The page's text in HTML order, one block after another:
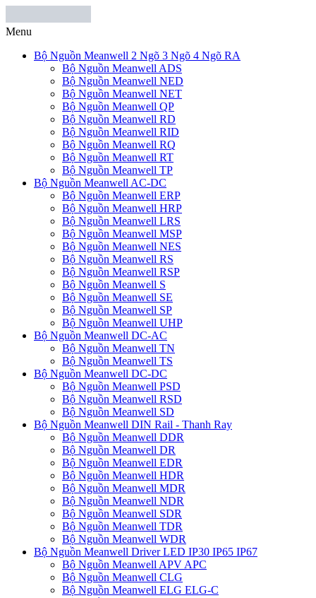
Menu
Bộ Nguồn Meanwell 2 Ngõ 3 Ngõ 4 Ngõ RA
Bộ Nguồn Meanwell ADS
Bộ Nguồn Meanwell NED
Bộ Nguồn Meanwell NET
Bộ Nguồn Meanwell QP
Bộ Nguồn Meanwell RD
Bộ Nguồn Meanwell RID
Bộ Nguồn Meanwell RQ
Bộ Nguồn Meanwell RT
Bộ Nguồn Meanwell TP
Bộ Nguồn Meanwell AC-DC
Bộ Nguồn Meanwell ERP
Bộ Nguồn Meanwell HRP
Bộ Nguồn Meanwell LRS
Bộ Nguồn Meanwell MSP
Bộ Nguồn Meanwell NES
Bộ Nguồn Meanwell RS
Bộ Nguồn Meanwell RSP
Bộ Nguồn Meanwell S
Bộ Nguồn Meanwell SE
Bộ Nguồn Meanwell SP
Bộ Nguồn Meanwell UHP
Bộ Nguồn Meanwell DC-AC
Bộ Nguồn Meanwell TN
Bộ Nguồn Meanwell TS
Bộ Nguồn Meanwell DC-DC
Bộ Nguồn Meanwell PSD
Bộ Nguồn Meanwell RSD
Bộ Nguồn Meanwell SD
Bộ Nguồn Meanwell DIN Rail - Thanh Ray
Bộ Nguồn Meanwell DDR
Bộ Nguồn Meanwell DR
Bộ Nguồn Meanwell EDR
Bộ Nguồn Meanwell HDR
Bộ Nguồn Meanwell MDR
Bộ Nguồn Meanwell NDR
Bộ Nguồn Meanwell SDR
Bộ Nguồn Meanwell TDR
Bộ Nguồn Meanwell WDR
Bộ Nguồn Meanwell Driver LED IP30 IP65 IP67
Bộ Nguồn Meanwell APV APC
Bộ Nguồn Meanwell CLG
Bộ Nguồn Meanwell ELG ELG-C